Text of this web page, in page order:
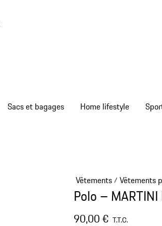
Sacs et bagages Home lifestyle
Vêtements/ Vêtements
Polo – MARTINI
90,00 € T.T.C.